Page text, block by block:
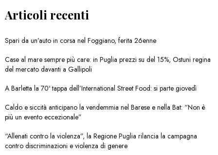
Articoli recenti
Spari da un’auto in corsa nel Foggiano, ferita 26enne
Case al mare sempre più care: in Puglia prezzi su del 15%, Ostuni regina
del mercato davanti a Gallipoli
A Barletta la 70ª tappa dell’International Street Food: si parte giovedì
Caldo e siccità anticipano la vendemmia nel Barese e nella Bat: “Non è
più un evento eccezionale”
“Allenati contro la violenza”, la Regione Puglia rilancia la campagna
contro discriminazioni e violenza di genere